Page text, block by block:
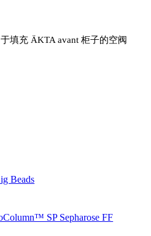
填充 ÄKTA avant 柜子的空阀